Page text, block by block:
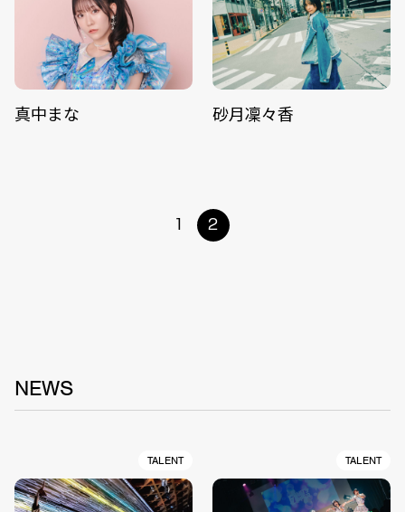
真中まな 砂月凜々香
1 2
NEWS
TALENT TALENT